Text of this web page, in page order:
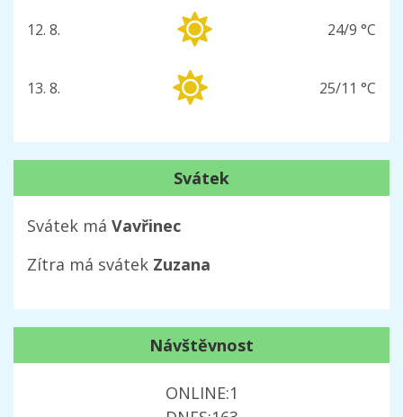
středa
12. 8. 24/9 °C
čtvrtek
13. 8. 25/11 °C
Svátek
Svátek má Vavřinec
Zítra má svátek Zuzana
Návštěvnost
ONLINE:1